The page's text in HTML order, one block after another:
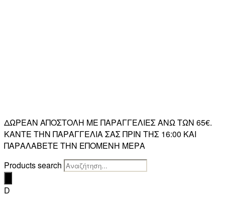
ΔΩΡΕΑΝ ΑΠΟΣΤΟΛΗ ΜΕ ΠΑΡΑΓΓΕΛΙΕΣ ΑΝΩ ΤΩΝ 65€.
ΚΑΝΤΕ ΤΗΝ ΠΑΡΑΓΓΕΛΙΑ ΣΑΣ ΠΡΙΝ ΤΗΣ 16:00 ΚΑΙ
ΠΑΡΑΛΑΒΕΤΕ ΤΗΝ ΕΠΟΜΕΝΗ ΜΕΡΑ
Products search
D